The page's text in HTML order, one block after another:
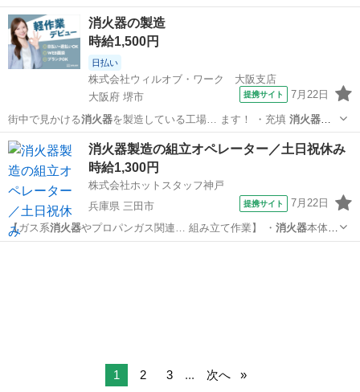
器の点検に同行し 点…
徳島 佐古駅 その他
消火器の製造
時給1,500円
日払い
株式会社ウィルオブ・ワーク 大阪支店
大阪府 堺市
提携サイト 7月22日
街中で見かける消火器 を製造している工場… ます！ ・充填 消火器を
機械にセットして…
大阪 その他
消火器製造の組立オペレーター／土日祝休み
時給1,300円
株式会社ホットスタッフ神戸
兵庫県 三田市
提携サイト 7月22日
【ガス系消火器やプロパンガス関連… 組み立て作業】 ・ 消火器本体の
各部品を組み…
1 2 3 ... 次へ